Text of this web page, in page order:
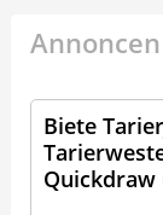
Annoncen
Biete
Quickdraw